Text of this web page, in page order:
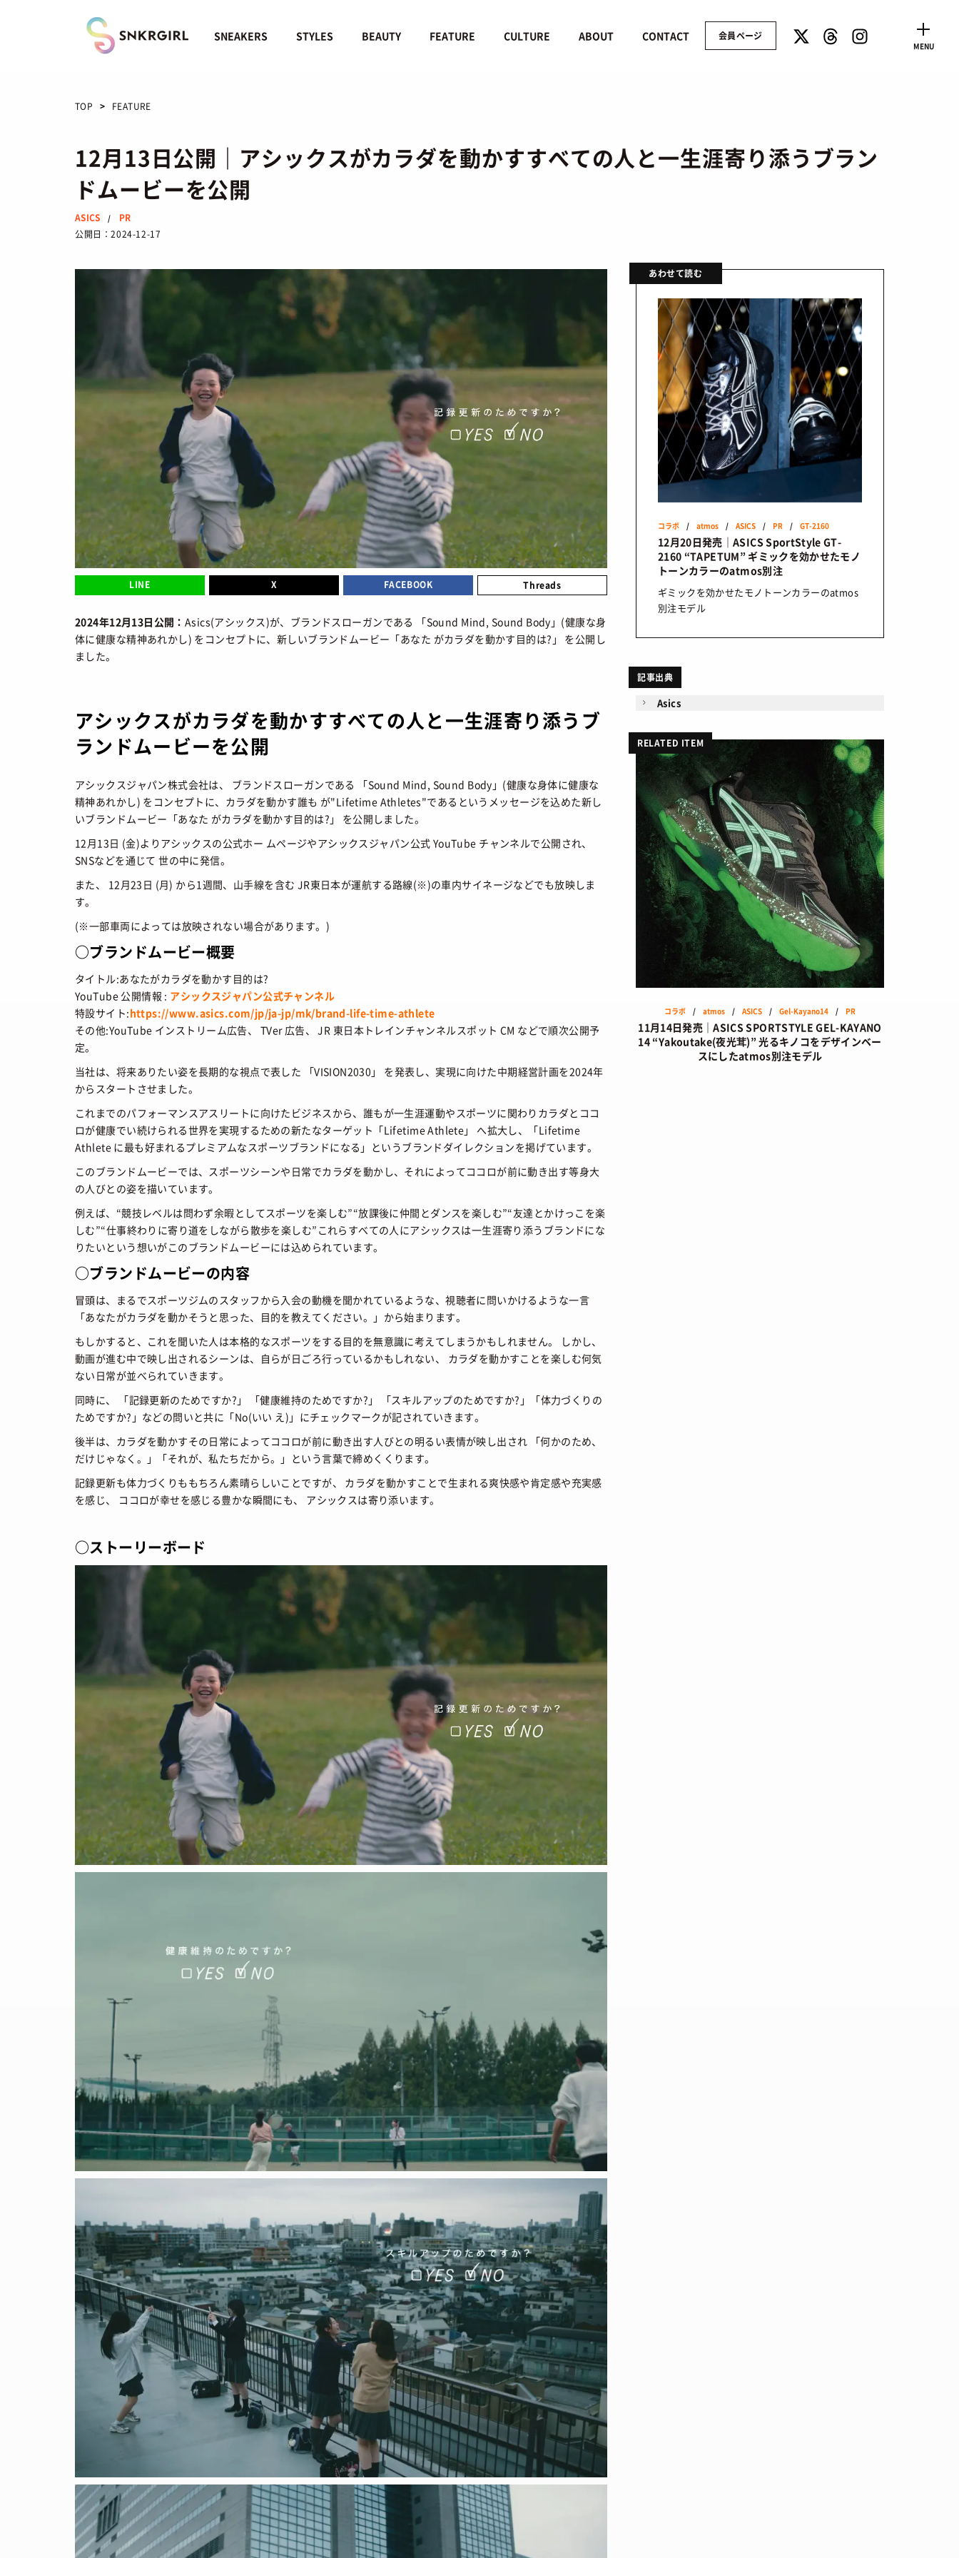
CLOSE
骨格タイプ別
コラボ
ASICS
New Balance
Salomon
TOP/ スニーカートップ
COLORS / カラーで探す
CALENDAR / 発売日カレンダー
/ スタイルトップ
STYLE IDEA/ コーデのアイデア
/ ストリートスナップ
BEAUTY
TOP/ ビューティートップ
COSMETICS/ コスメアイテム
SNEAKER MIX / スニーカーMIX
KOREAN COSME
MAKE UP / チュートリアル
FEATURE
TOP
FASHION/ ファション
CULTURE
/ カルチャートップ
MOVIE/ 映画・ドラマ
BOOKS/ ブック
HISTORY / 歴史
ABOUT
SNKRGIRLとは
プライバシーポリシー
SNEAKERS STYLES BEAUTY FEATURE CULTURE ABOUT CONTACT 会員ページ
MENU
TOP FEATURE
12月13日公開｜アシックスがカラダを動かすすべての人と一生涯寄り添うブラン
ドムービーを公開
ASICS / PR
公開日：2024-12-17
LINE X FACEBOOK Threads
2024年12月13日公開： Asics(アシックス)が、ブランドスローガンである 「Sound Mind, Sound Body」(健康な身
体に健康な精神あれかし) をコンセプトに、新しいブランドムービー「あなた がカラダを動かす目的は?」 を公開し
ました。
アシックスがカラダを動かすすべての人と一生涯寄り添うブ
ランドムービーを公開
アシックスジャパン株式会社は、 ブランドスローガンである 「Sound Mind, Sound Body」(健康な身体に健康な
精神あれかし) をコンセプトに、カラダを動かす誰も が"Lifetime Athletes"であるというメッセージを込めた新し
いブランドムービー「あなた がカラダを動かす目的は?」 を公開しました。
12月13日 (金)よりアシックスの公式ホー ムページやアシックスジャパン公式 YouTube チャンネルで公開され、
SNSなどを通じて 世の中に発信。
また、 12月23日 (月) から1週間、山手線を含む JR東日本が運航する路線(※)の車内サイネージなどでも放映しま
す。
(※一部車両によっては放映されない場合があります。)
○ブランドムービー概要
タイトル:あなたがカラダを動かす目的は?
YouTube 公開情報 : アシックスジャパン公式チャンネル
特設サイト:https://www.asics.com/jp/ja-jp/mk/brand-life-time-athlete
その他:YouTube インストリーム広告、 TVer 広告、 JR 東日本トレインチャンネルスポット CM などで順次公開予
定。
当社は、将来ありたい姿を長期的な視点で表した 「VISION2030」 を発表し、実現に向けた中期経営計画を2024年
からスタートさせました。
これまでのパフォーマンスアスリートに向けたビジネスから、誰もが一生涯運動やスポーツに関わりカラダとココ
ロが健康でい続けられる世界を実現するための新たなターゲット「Lifetime Athlete」 へ拡大し、「Lifetime
Athlete に最も好まれるプレミアムなスポーツブランドになる」というブランドダイレクションを掲げています。
このブランドムービーでは、スポーツシーンや日常でカラダを動かし、それによってココロが前に動き出す等身大
の人びとの姿を描いています。
例えば、“競技レベルは問わず余暇としてスポーツを楽しむ”“放課後に仲間とダンスを楽しむ”“友達とかけっこを楽
しむ”“仕事終わりに寄り道をしながら散歩を楽しむ”これらすべての人にアシックスは一生涯寄り添うブランドにな
りたいという想いがこのブランドムービーには込められています。
○ブランドムービーの内容
冒頭は、まるでスポーツジムのスタッフから入会の動機を聞かれているような、視聴者に問いかけるような一言
「あなたがカラダを動かそうと思った、目的を教えてください。」から始まります。
もしかすると、これを聞いた人は本格的なスポーツをする目的を無意識に考えてしまうかもしれません。 しかし、
動画が進む中で映し出されるシーンは、自らが日ごろ行っているかもしれない、 カラダを動かすことを楽しむ何気
ない日常が並べられていきます。
同時に、 「記録更新のためですか?」 「健康維持のためですか?」 「スキルアップのためですか?」「体力づくりの
ためですか?」などの問いと共に「No(いい え)」にチェックマークが記されていきます。
後半は、カラダを動かすその日常によってココロが前に動き出す人びとの明るい表情が映し出され 「何かのため、
だけじゃなく。」「それが、私たちだから。」という言葉で締めくくります。
記録更新も体力づくりももちろん素晴らしいことですが、 カラダを動かすことで生まれる爽快感や肯定感や充実感
を感じ、 ココロが幸せを感じる豊かな瞬間にも、 アシックスは寄り添います。
○ストーリーボード
あわせて読む
コラボ / atmos / ASICS / PR / GT-2160
12月20日発売｜ASICS SportStyle GT-
2160 “TAPETUM” ギミックを効かせたモノ
トーンカラーのatmos別注
ギミックを効かせたモノトーンカラーのatmos
別注モデル
記事出典
Asics
RELATED ITEM
コラボ / atmos / ASICS / Gel-Kayano14 / PR
11月14日発売｜ASICS SPORTSTYLE GEL-KAYANO
14 “Yakoutake(夜光茸)” 光るキノコをデザインベー
スにしたatmos別注モデル